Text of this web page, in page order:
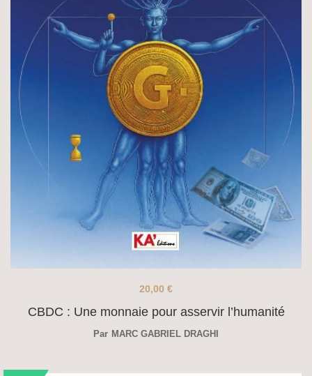
CBDC : Une monnaie pour asservir l’humanité
20,00 €
Par MARC GABRIEL DRAGHI